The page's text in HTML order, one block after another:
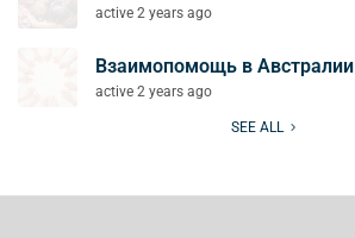
active 2 years ago
Взаимопомощь в Австралии
active 2 years ago
SEE ALL